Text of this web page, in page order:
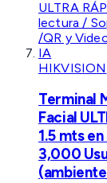
HIKVISION
Terminal
Facial
1.5 mts
3,000